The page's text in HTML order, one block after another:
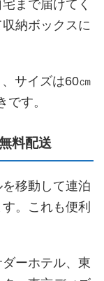
まで届けてく
納ボックスに
サイズは60㎝
す。
料配送
移動して連泊
。これも便利
ーホテル、東